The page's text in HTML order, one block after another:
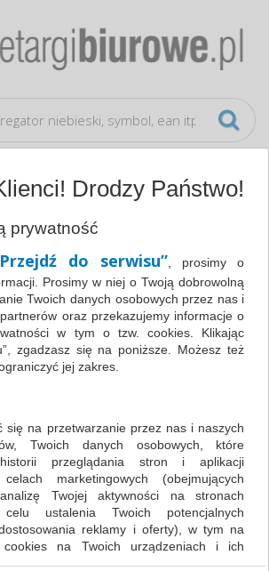
Prezentacja
, A4, do drukarki atramentowej, 50ark.,
Drodzy Państwo!
prywatność
do serwisu” , prosimy o
Prosimy w niej o Twoją dobrowolną
Twoich danych osobowych przez nas i
oraz przekazujemy informacje o
w tym o tzw. cookies. Klikając
zgadzasz się na poniższe. Możesz też
jej zakres.
się na przetwarzanie przez nas i naszych
Twoich danych osobowych, które
przeglądania stron i aplikacji
marketingowych (obejmujących
Twojej aktywności na stronach
ustalenia Twoich potencjalnych
reklamy i oferty), w tym na
cookies na Twoich urządzeniach i ich
„Przejdź do serwisu”.